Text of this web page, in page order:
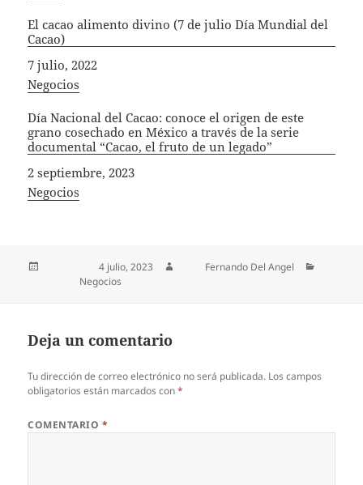
El cacao alimento divino (7 de julio Día Mundial del
Cacao)
Fecha
7 julio, 2022
In relation to
Negocios
Día Nacional del Cacao: conoce el origen de este
grano cosechado en México a través de la serie
documental “Cacao, el fruto de un legado”
Fecha
2 septiembre, 2023
In relation to
Negocios
Publicado el4 julio, 2023
Fernando Del Angel
Negocios
Deja un comentario
Tu dirección de correo electrónico no será publicada. Los campos
obligatorios están marcados con*
COMENTARIO *